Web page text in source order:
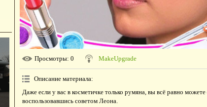
Просмотры: 0 MakeUpgrade
Описание материала:
Даже если у вас в косметичке только румяна, вы всё равно
воспользовавшись советом Леона.